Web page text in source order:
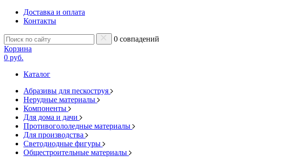
Доставка и оплата
Контакты
0 совпадений
Корзина
0 руб.
Каталог
Абразивы для пескоструя
Нерудные материалы
Компоненты
Для дома и дачи
Противогололедные материалы
Для производства
Светодиодные фигуры
Общестроительные материалы